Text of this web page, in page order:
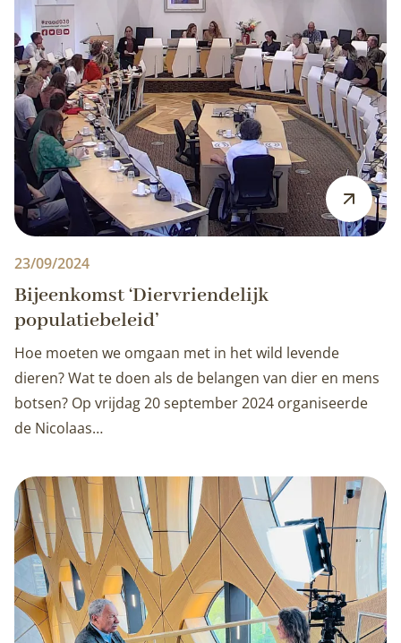
23/09/2024
Bijeenkomst ‘Diervriendelijk
populatiebeleid’
Hoe moeten we omgaan met in het wild levende
dieren? Wat te doen als de belangen van dier en mens
botsen? Op vrijdag 20 september 2024 organiseerde
de Nicolaas…